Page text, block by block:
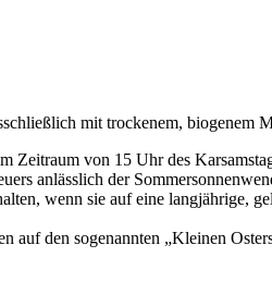
mit trockenem, biogenem
Zeitraum von 15 Uhr des
anlässlich der
wenn sie auf eine langjährige,
den sogenannten „Kleinen